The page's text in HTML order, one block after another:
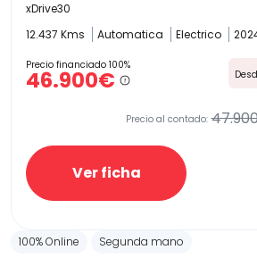
xDrive30
12.437 Kms
Automatica Electrico
Precio financiado 100%
46.900€
Precio al contado:
Ver ficha
100% Online Segunda mano